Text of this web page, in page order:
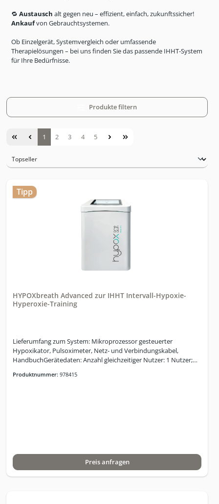
🔁 Austausch alt gegen neu – effizient, einfach, zukunftssicher!
Ankaufvon Gebrauchtsystemen.
Ob Einzelgerät, Systemvergleich oder umfassende
Therapielösungen – bei uns finden Sie das passende IHHT-System
für Ihre Bedürfnisse.
Produkte filtern
Seite
1 Seite
2 Seite
3 Seite
4 Seite
5
Tipp
HYPOXbreath Advanced zur IHHT Intervall-Hypoxie-
Hyperoxie-Training
Lieferumfang zum System: Mikroprozessor gesteuerter
Hypoxikator, Pulsoximeter, Netz- und Verbindungskabel,
HandbuchGerätedaten: Anzahl gleichzeitiger Nutzer: 1 Nutzer;
20,9 %; Hyperoxie: 34 %; Abmessungen (B x H x T) / Gewicht 40 x
Jährlich 400,- Euro (1 Monat gratis); einmalig 2500,- Euro für
von 9 – 20 % Sauerstoff, entspricht einer Höhe von 200 m – 6.500
Produktnummer: 978415
Preis anfragen